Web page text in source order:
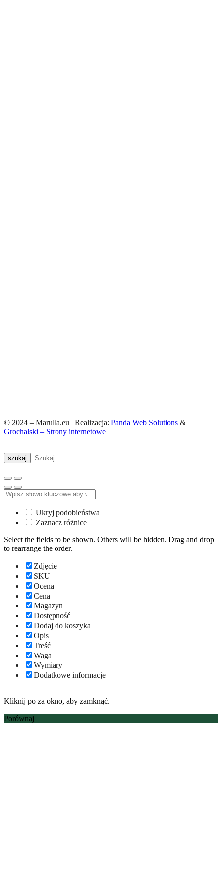
© 2024 – Marulla.eu | Realizacja: Panda Web Solutions &
Grochalski – Strony internetowe
szukaj
Ukryj podobieństwa
Zaznacz różnice
Select the fields to be shown. Others will be hidden. Drag and drop
to rearrange the order.
Zdjęcie
SKU
Ocena
Cena
Magazyn
Dostępność
Dodaj do koszyka
Opis
Treść
Waga
Wymiary
Dodatkowe informacje
Kliknij po za okno, aby zamknąć.
Porównaj